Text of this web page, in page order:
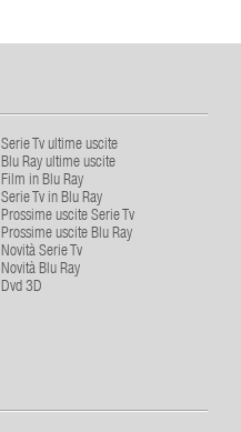
Serie Tv ultime uscite
Blu Ray ultime uscite
Film in Blu Ray
Serie Tv in Blu Ray
Prossime uscite Serie Tv
Prossime uscite Blu Ray
Novità Serie Tv
Novità Blu Ray
Dvd 3D